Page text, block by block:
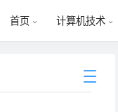
首页 计算机技术